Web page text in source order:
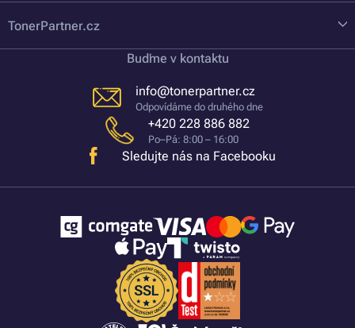
TonerPartner.cz
Buďme v kontaktu
info@tonerpartner.cz
Odpovídáme do druhého dne
+420 228 886 882
Po–Pá: 8:00 – 16:00
Sledujte nás na Facebooku